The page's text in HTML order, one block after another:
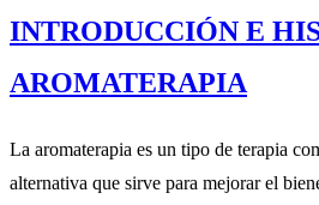
INTRODUCCIÓN E
AROMATERAPIA
La aromaterapia es un tipo de terapia
alternativa que sirve para mejorar el